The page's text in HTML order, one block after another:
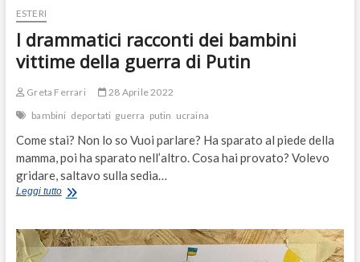
ESTERI
I drammatici racconti dei bambini
vittime della guerra di Putin
Greta Ferrari
28 Aprile 2022
bambini deportati guerra putin ucraina
Come stai? Non lo so Vuoi parlare? Ha sparato al piede della
mamma, poi ha sparato nell’altro. Cosa hai provato? Volevo
gridare, saltavo sulla sedia…
Leggi tuttoI
dei
bambini